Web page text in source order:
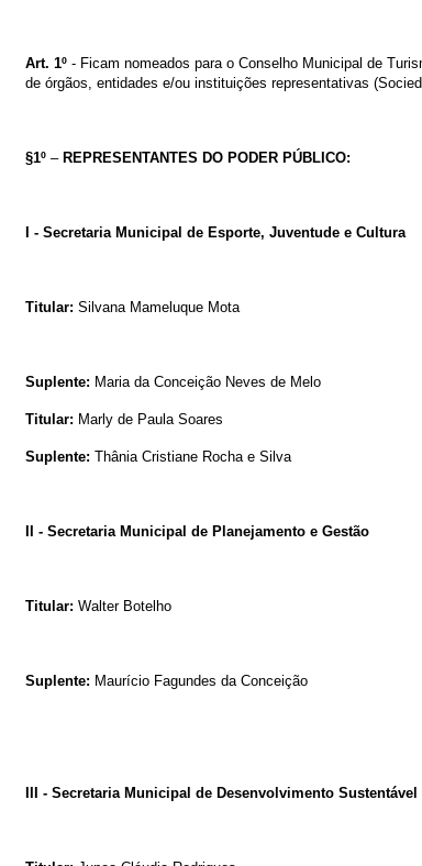
Art. 1º - Ficam nomeados para o Conselho Municipal de
de órgãos, entidades e/ou instituições representativas
§1º – REPRESENTANTES DO PODER PÚBLICO:
I - Secretaria Municipal de Esporte, Juventude e Cultura
Titular: Silvana Mameluque Mota
Suplente: Maria da Conceição Neves de Melo
Titular: Marly de Paula Soares
Suplente: Thânia Cristiane Rocha e Silva
II - Secretaria Municipal de Planejamento e Gestão
Titular: Walter Botelho
Suplente: Maurício Fagundes da Conceição
III - Secretaria Municipal de Desenvolvimento